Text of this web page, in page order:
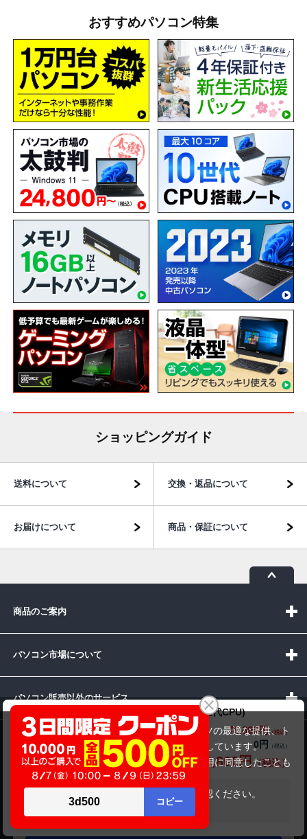
iiyama PC LEVEL-R049-iX7K-TAXH (第10世代CPU)
商品価格(税込) 79,800円
82,800円
オプション小計価格(税込)
0円
商品合計価格(税込)
79,800円
在庫がありません
おすすめパソコン特集
ショッピングガイド
送料について 交換・返品について
お届けについて 商品・保証について
商品のご案内
パソコン市場について
パソコン販売以外のサービス
お問い合わせ
受付時間：10:00~19:00(休業:日曜日)
当サイトでは利用体験の向上およびコンテンツの最適な提供、ト
ラフィックの分析を目的としてCookieを使用しています。
サイトの閲覧を継続された場合、Cookieの利用に同意したことも
のといたします。
をご確認ください。
承諾する